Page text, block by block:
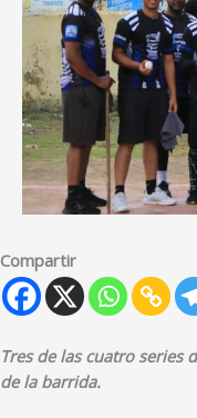
Compartir
Tres de las cuatro series
de la barrida.